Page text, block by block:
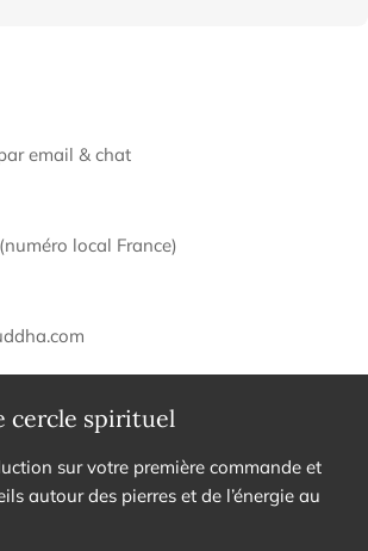
email & chat
local France)
cercle spirituel
sur votre première commande et
autour des pierres et de l’énergie au